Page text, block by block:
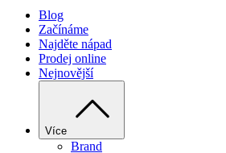
Blog
Začínáme
Najděte nápad
Prodej online
Nejnovější
Více
Brand